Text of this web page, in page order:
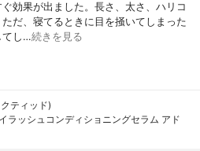
効果が出ました。長さ、太さ、ハリコ
だ、寝てるときに目を掻いてしまった
てし…続きを見る
ティッド)
ラッシュコンディショニングセラム アド